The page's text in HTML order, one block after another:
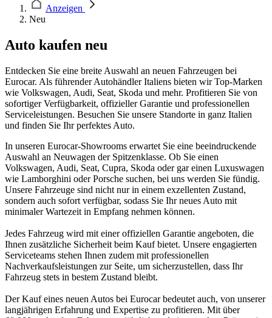
Anzeigen
Neu
Auto kaufen neu
Entdecken Sie eine breite Auswahl an neuen Fahrzeugen bei
Eurocar. Als führender Autohändler Italiens bieten wir Top-Marken
wie Volkswagen, Audi, Seat, Skoda und mehr. Profitieren Sie von
sofortiger Verfügbarkeit, offizieller Garantie und professionellen
Serviceleistungen. Besuchen Sie unsere Standorte in ganz Italien
und finden Sie Ihr perfektes Auto.
In unseren Eurocar-Showrooms erwartet Sie eine beeindruckende
Auswahl an Neuwagen der Spitzenklasse. Ob Sie einen
Volkswagen, Audi, Seat, Cupra, Skoda oder gar einen Luxuswagen
wie Lamborghini oder Porsche suchen, bei uns werden Sie fündig.
Unsere Fahrzeuge sind nicht nur in einem exzellenten Zustand,
sondern auch sofort verfügbar, sodass Sie Ihr neues Auto mit
minimaler Wartezeit in Empfang nehmen können.
Jedes Fahrzeug wird mit einer offiziellen Garantie angeboten, die
Ihnen zusätzliche Sicherheit beim Kauf bietet. Unsere engagierten
Serviceteams stehen Ihnen zudem mit professionellen
Nachverkaufsleistungen zur Seite, um sicherzustellen, dass Ihr
Fahrzeug stets in bestem Zustand bleibt.
Der Kauf eines neuen Autos bei Eurocar bedeutet auch, von unserer
langjährigen Erfahrung und Expertise zu profitieren. Mit über